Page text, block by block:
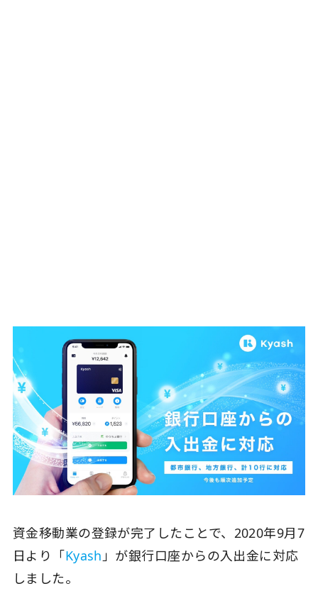
資金移動業の登録が完了したことで、2020年9月7
日より「Kyash」が銀行口座からの入出金に対応
しました。